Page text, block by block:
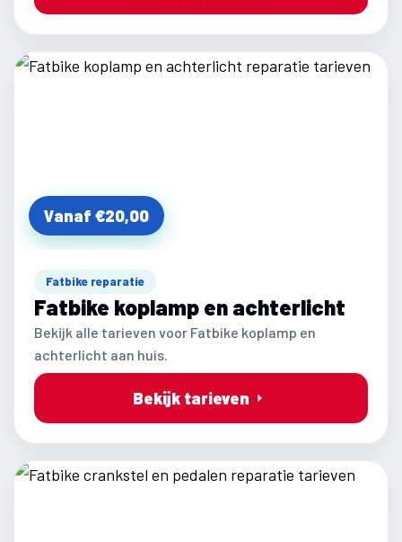
Vanaf €20,00
Fatbike reparatie
Fatbike koplamp en achterlicht
Bekijk alle tarieven voor Fatbike koplamp en
achterlicht aan huis.
Bekijk tarieven